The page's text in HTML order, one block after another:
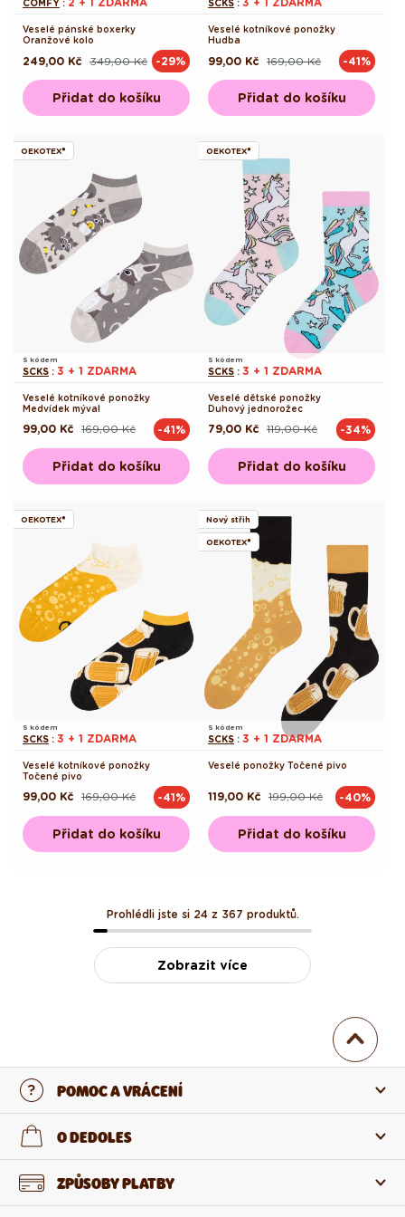
COMFY :
Veselé pánské boxerky
Oranžové kolo
Běžná
349,00 Kč
Výprodejová
249,00 Kč -29%
Přidat do košíku
SCKS :
Veselé kotníkové ponožky
Hudba
Běžná
169,00 Kč
Výprodejová
99,00 Kč -41%
Přidat do košíku
OEKOTEX®
S kódem
SCKS : 3 + 1 ZDARMA
Veselé kotníkové ponožky
Medvídek mýval
Běžná
169,00 Kč
Výprodejová
99,00 Kč -41%
Přidat do košíku
OEKOTEX®
S kódem
SCKS : 3 + 1 ZDARMA
Veselé dětské ponožky
Duhový jednorožec
Běžná
119,00 Kč
Výprodejová
79,00 Kč -34%
Přidat do košíku
OEKOTEX®
S kódem
SCKS : 3 + 1 ZDARMA
Veselé kotníkové ponožky
Točené pivo
Běžná
169,00 Kč
Výprodejová
99,00 Kč -41%
Přidat do košíku
Nový střih
OEKOTEX®
S kódem
SCKS : 3 + 1 ZDARMA
Veselé ponožky Točené pivo
Běžná
199,00 Kč
Výprodejová
119,00 Kč -40%
Přidat do košíku
Prohlédli jste si 24 z 367 produktů.
Zobrazit více
POMOC A VRÁCENÍ
Kontaktujte nás
Vrácení a reklamace
O DEDOLES
O nás ZPŮSOBY PLATBY